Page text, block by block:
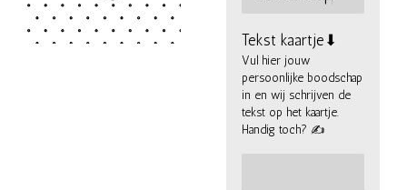
Tekst kaartje⬇
Vul hier jouw
persoonlijke boodschap
in en wij schrijven de
tekst op het kaartje.
Handig toch? ✍